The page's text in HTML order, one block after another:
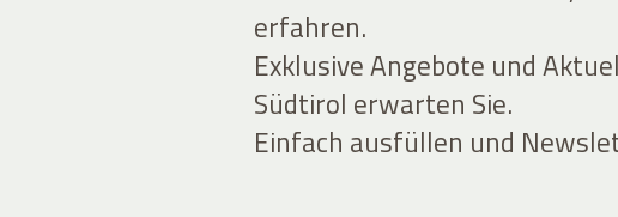
erfahren.
Exklusive Angebote und
Südtirol erwarten Sie.
Einfach ausfüllen und